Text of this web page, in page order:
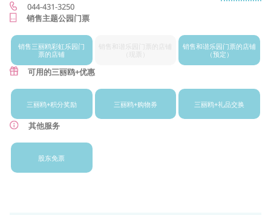
044-431-3250
销售主题公园门票
销售三丽鸥彩虹乐园门
票的店铺
销售和谐乐 园门票的店铺
销售和谐乐园门票的店铺
（预定）
可用的三丽鸥+优惠
三丽鸥+积分奖励 三丽鸥+购物券 三丽鸥+礼品交换
其他服务
股东免票